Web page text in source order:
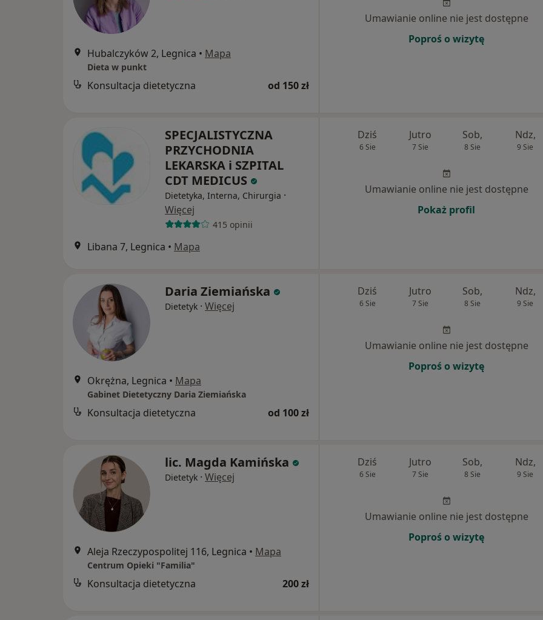
Hubalczyków 2, Legnica • Mapa
Dieta w punkt
Konsultacja dietetyczna od 150 zł
Umawianie online nie jest dostępne
Poproś o wizytę
SPECJALISTYCZNA
PRZYCHODNIA
LEKARSKA i SZPITAL
CDT MEDICUS
Dietetyka, Interna, Chirurgia ·
Więcej
415 opinii
Libana 7, Legnica • Mapa
Dziś
6 Sie
Jutro
7 Sie
Sob,
8 Sie
Ndz,
9 Sie
Umawianie online nie jest dostępne
Pokaż profil
Daria Ziemiańska
Dietetyk · Więcej
Okrężna, Legnica • Mapa
Gabinet Dietetyczny Daria Ziemiańska
Konsultacja dietetyczna od 100 zł
Dziś
6 Sie
Jutro
7 Sie
Sob,
8 Sie
Ndz,
9 Sie
Umawianie online nie jest dostępne
Poproś o wizytę
lic. Magda Kamińska
Dietetyk · Więcej
Aleja Rzeczypospolitej 116, Legnica • Mapa
Centrum Opieki "Familia"
Konsultacja dietetyczna 200 zł
Dziś
6 Sie
Jutro
7 Sie
Sob,
8 Sie
Ndz,
9 Sie
Umawianie online nie jest dostępne
Poproś o wizytę